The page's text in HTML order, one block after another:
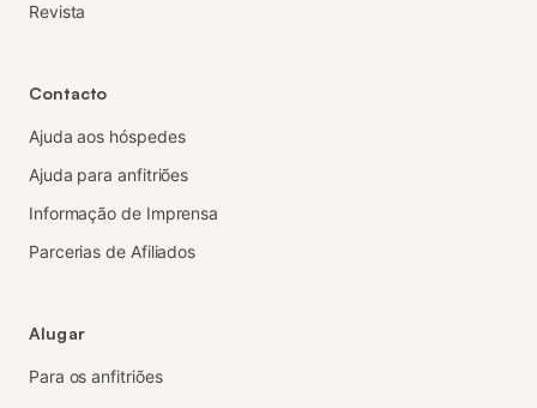
Revista
Contacto
Ajuda aos hóspedes
Ajuda para anfitriões
Informação de Imprensa
Parcerias de Afiliados
Alugar
Para os anfitriões